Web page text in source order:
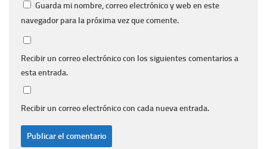
Guarda mi nombre, correo electrónico y web en este
navegador para la próxima vez que comente.
Recibir un correo electrónico con los siguientes comentarios a
esta entrada.
Recibir un correo electrónico con cada nueva entrada.